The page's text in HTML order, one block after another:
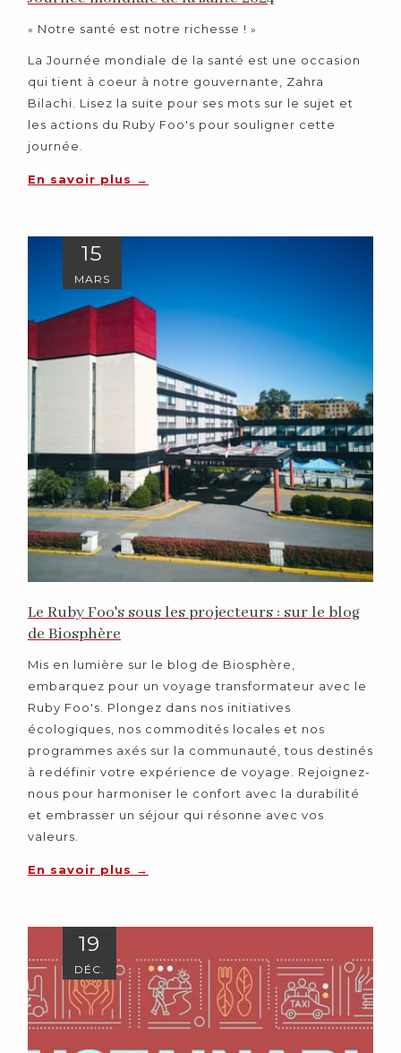
« Notre santé est notre richesse ! »
La Journée mondiale de la santé est une occasion
qui tient à coeur à notre gouvernante, Zahra
Bilachi. Lisez la suite pour ses mots sur le sujet et
les actions du Ruby Foo's pour souligner cette
journée.
En savoir plus
15
MARS
Le Ruby Foo's sous les projecteurs : sur le blog
de Biosphère
Mis en lumière sur le blog de Biosphère,
embarquez pour un voyage transformateur avec le
Ruby Foo's. Plongez dans nos initiatives
écologiques, nos commodités locales et nos
programmes axés sur la communauté, tous destinés
à redéfinir votre expérience de voyage. Rejoignez-
nous pour harmoniser le confort avec la durabilité
et embrasser un séjour qui résonne avec vos
valeurs.
En savoir plus
19
DÉC.